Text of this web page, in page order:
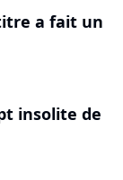
a fait un
insolite de